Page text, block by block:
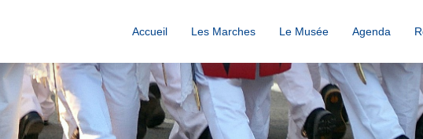
Accueil Les Marches Le Musée Agenda